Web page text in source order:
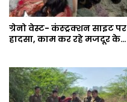
ग्रेनो वेस्ट- कंस्ट्रक्शन साइट पर
हादसा, काम कर रहे मजदूर के…